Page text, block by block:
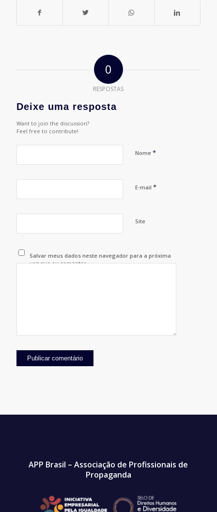
0
RESPOSTAS
Deixe uma resposta
Want to join the discussion?
Feel free to contribute!
Nome *
E-mail *
Site
Salvar meus dados neste navegador para a próxima
vez que eu comentar.
APP Brasil – Associação de Profissionais de
Propaganda